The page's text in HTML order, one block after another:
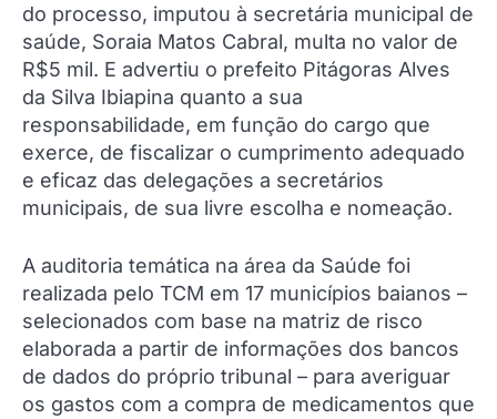
do processo, imputou à secretária municipal de
saúde, Soraia Matos Cabral, multa no valor de
R$5 mil. E advertiu o prefeito Pitágoras Alves
da Silva Ibiapina quanto a sua
responsabilidade, em função do cargo que
exerce, de fiscalizar o cumprimento adequado
e eficaz das delegações a secretários
municipais, de sua livre escolha e nomeação.
A auditoria temática na área da Saúde foi
realizada pelo TCM em 17 municípios baianos –
selecionados com base na matriz de risco
elaborada a partir de informações dos bancos
de dados do próprio tribunal – para averiguar
os gastos com a compra de medicamentos que